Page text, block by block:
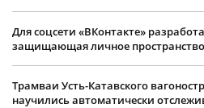
Для соцсети «ВКонтакте»
защищающая личное
Трамваи Усть-Катавского
научились автоматически